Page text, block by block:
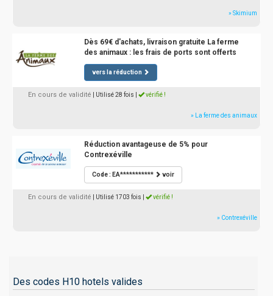
» Skimium
Dès 69€ d'achats, livraison gratuite La ferme
des animaux : les frais de ports sont offerts
vers la réduction
En cours de validité | Utilisé 28 fois vérifié !
» La ferme des animaux
Réduction avantageuse de 5% pour
Contrexéville
Code : EA*********** voir
En cours de validité | Utilisé 1703 fois vérifié !
» Contrexéville
Des codes H10 hotels valides